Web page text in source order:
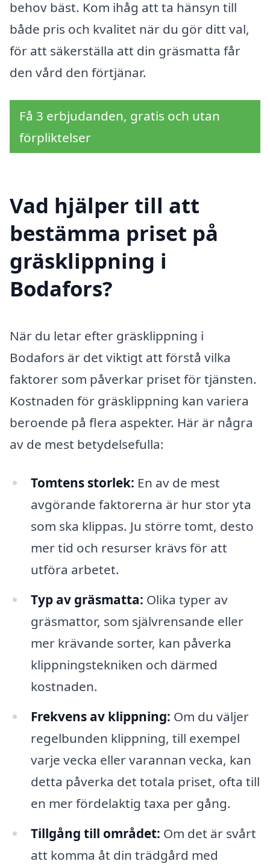
behov bäst. Kom ihåg att ta hänsyn till
både pris och kvalitet när du gör ditt val,
för att säkerställa att din gräsmatta får
den vård den förtjänar.
Få 3 erbjudanden, gratis och utan
förpliktelser
Vad hjälper till att
bestämma priset på
gräsklippning i
Bodafors?
När du letar efter gräsklippning i
Bodafors är det viktigt att förstå vilka
faktorer som påverkar priset för tjänsten.
Kostnaden för gräsklippning kan variera
beroende på flera aspekter. Här är några
av de mest betydelsefulla:
Tomtens storlek: En av de mest
avgörande faktorerna är hur stor yta
som ska klippas. Ju större tomt, desto
mer tid och resurser krävs för att
utföra arbetet.
Typ av gräsmatta: Olika typer av
gräsmattor, som självrensande eller
mer krävande sorter, kan påverka
klippningstekniken och därmed
kostnaden.
Frekvens av klippning: Om du väljer
regelbunden klippning, till exempel
varje vecka eller varannan vecka, kan
detta påverka det totala priset, ofta till
en mer fördelaktig taxa per gång.
Tillgång till området: Om det är svårt
att komma åt din trädgård med